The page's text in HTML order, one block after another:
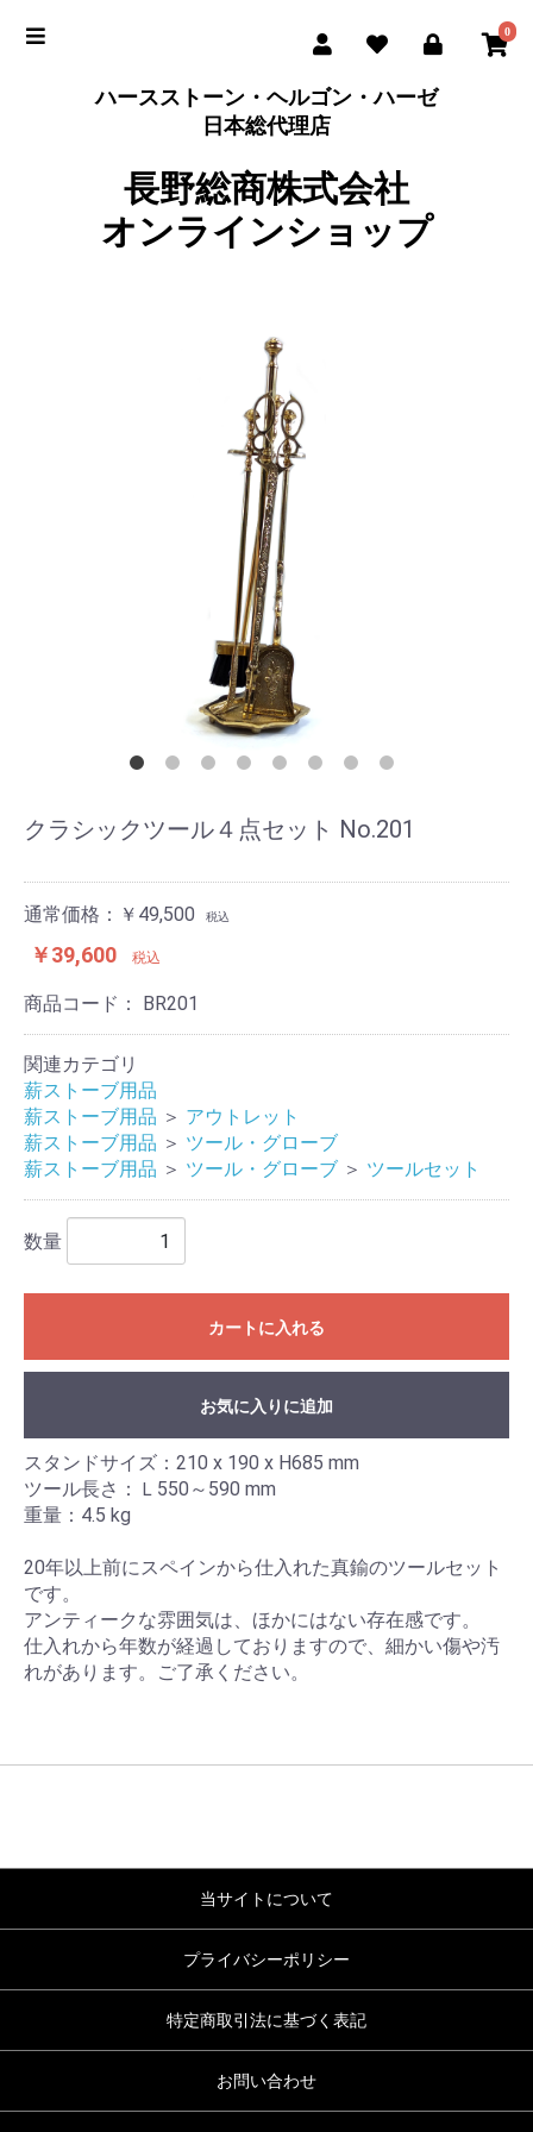
0
ハースストーン・ヘルゴン・ハーゼ
日本総代理店
長野総商株式会社
オンラインショップ
クラシックツール４点セット No.201
通常価格：￥49,500 税込
￥39,600 税込
商品コード： BR201
関連カテゴリ
薪ストーブ用品
薪ストーブ用品 ＞ アウトレット
薪ストーブ用品 ＞ ツール・グローブ
薪ストーブ用品 ＞ ツール・グローブ ＞ ツールセット
数量
カートに入れる
お気に入りに追加
スタンドサイズ：210 x 190 x H685 mm
ツール長さ：Ｌ550～590 mm
重量：4.5 kg
20年以上前にスペインから仕入れた真鍮のツールセット
です。
アンティークな雰囲気は、ほかにはない存在感です。
仕入れから年数が経過しておりますので、細かい傷や汚
れがあります。ご了承ください。
当サイトについて
プライバシーポリシー
特定商取引法に基づく表記
お問い合わせ